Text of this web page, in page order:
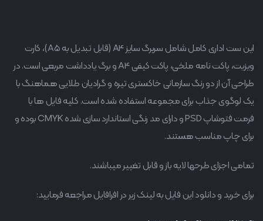
این ست اداری کامل شامل سربرگ سایز A4 (قابل تبدیل به A5)، کارت
ویزیت، پاکت نامه ملخی، پاکت کیفی A4 و برگ یادداشت مربعی است. در
طراحی آن از دو رنگ سازمانی خاکستری تیره و گرادیان طلایی هماهنگ با
یک لوگوی جذاب برای مجموعه استفاده شده است. کلیه فایل ها با
فرمت فتوشاپ PSD و دارای مد رنگی استاندارد سازی شده CMYK بوده و
برای چاپ مناسب هستند.
تمامی اجزای طرحها لایه باز و قابل تغییر میباشند.
برای خرید و دانلود این فایل به لینک زیر در افرافایل مراجعه فرمایید: